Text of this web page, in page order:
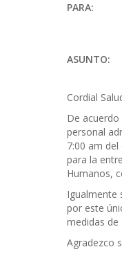
PARA:
ASUNTO:
Cordial
De
personal
7:00 am
para la
Humanos,
Igualmente
por este
medidas
Agradezco